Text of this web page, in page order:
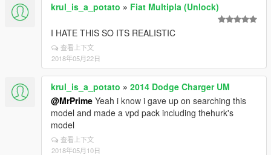
krul_is_a_potato » Fiat Multipla (Unlock)
I HATE THIS SO ITS REALISTIC
查看上下文
2018年05月22日
krul_is_a_potato » 2014 Dodge Charger UM
@MrPrime Yeah i know i gave up on searching this
model and made a vpd pack including thehurk's
model
查看上下文
2018年05月10日